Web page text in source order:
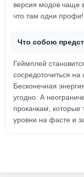
версия модов чаще
что там одни профи!
Что собою
Геймплей
сосредоточиться
Бесконечная
угодно. А
прокачкам, которые
уровни на фасте и